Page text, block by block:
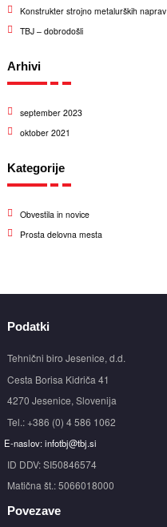
Konstrukter strojno metalurških naprav
TBJ – dobrodošli
Arhivi
september 2023
oktober 2021
Kategorije
Obvestila in novice
Prosta delovna mesta
Podatki
Tehnični biro Jesenice, d.d.
Cesta Borisa Kidriča 41
4270 Jesenice, Slovenija
Tel.: +386 (0) 4 586 1062
E-naslov: infotbj@tbj.si
ID DDV: SI50846574
Matična št.: 5066018000
Povezave